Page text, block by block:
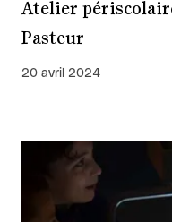
Atelier
Pasteur
20 avril 2024